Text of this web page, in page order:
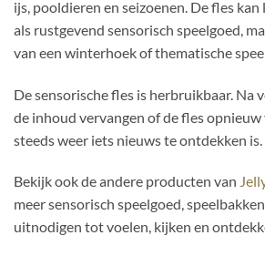
ijs, pooldieren en seizoenen. De fles
als rustgevend sensorisch speelgoed,
van een winterhoek of thematische
De sensorische fles is herbruikbaar. Na
de inhoud vervangen of de fles
steeds weer iets nieuws te ontdekken is.
Bekijk ook de andere producten van
meer sensorisch speelgoed,
uitnodigen tot voelen, kijken en